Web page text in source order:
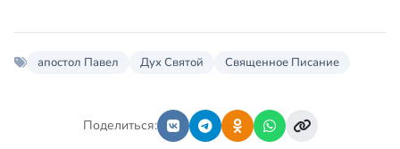
апостол Павел Дух Святой Священное Писание
Поделиться: